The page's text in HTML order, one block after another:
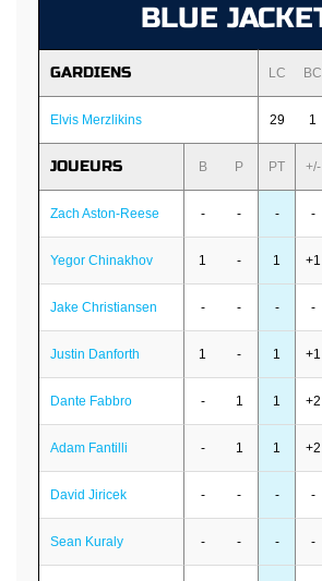
BLUE
GARDIENS LC BC
Elvis Merzlikins 29 1
JOUEURS B P PT +/-
Zach Aston-Reese - - - -
Yegor Chinakhov 1 - 1 +1
Jake Christiansen - - - -
Justin Danforth 1 - 1 +1
Dante Fabbro - 1 1 +2
Adam Fantilli - 1 1 +2
David Jiricek - - - -
Sean Kuraly - - - -